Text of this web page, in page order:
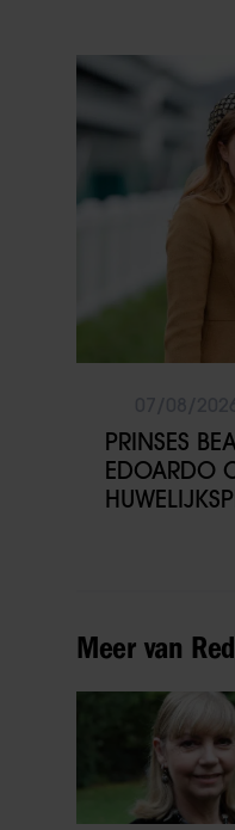
PRINSES
EDOARDO
Meer van